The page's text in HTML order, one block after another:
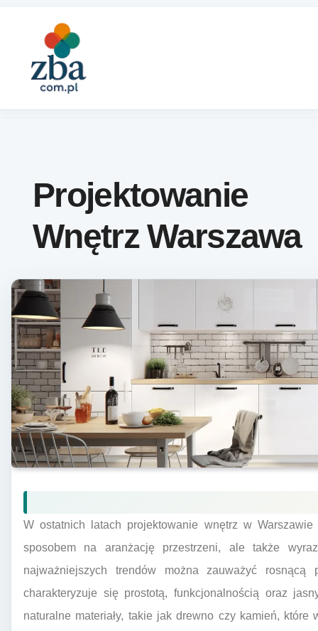
Projektowanie
Wnętrz Warszawa
W ostatnich latach projektowanie wnętrz w
sposobem na aranżację przestrzeni, ale także
najważniejszych trendów można zauważyć rosnącą
charakteryzuje się prostotą, funkcjonalnością oraz
naturalne materiały, takie jak drewno czy kamień, które